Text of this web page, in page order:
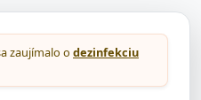
zaujímalo o dezinfekciu